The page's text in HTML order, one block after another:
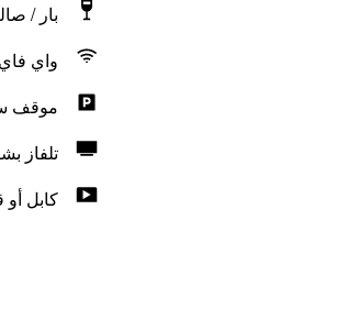
بار /
واي
موقف
تلفاز
كابل